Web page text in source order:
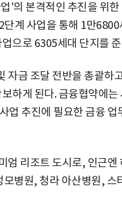
'의 본격적인 추진을 위
계 사업을 통해 1만
으로 6305세대 단지를
자금 조달 전반을 총괄하
하게 된다. 금융협약에
업 추진에 필요한 금융 업
엄 리조트 도시로, 인근엔
병원, 청라 아산병원, 스